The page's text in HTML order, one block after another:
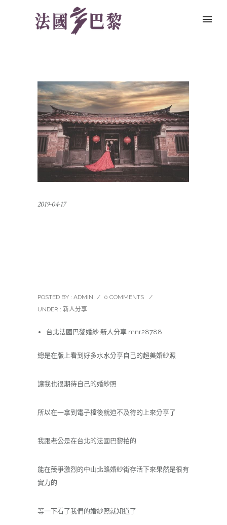
2019-04-17
POSTED BY : ADMIN / 0 COMMENTS
/
UNDER : 新人分享
台北法國巴黎婚紗 新人分享 mnr28788
總是在版上看到好多水水分享自己的超美婚紗照
讓我也很期待自己的婚紗照
所以在一拿到電子檔後就迫不及待的上來分享了
我跟老公是在台北的法國巴黎拍的
能在競爭激烈的中山北路婚紗街存活下來果然是很有
實力的
等一下看了我們的婚紗照就知道了